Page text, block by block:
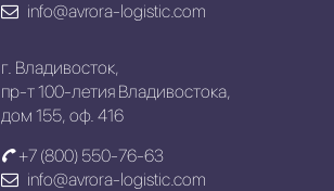
info@avrora-logistic.com
г. Владивосток,
пр-т 100-летия Владивостока,
дом 155, оф. 416
+7 (800) 550-76-63
info@avrora-logistic.com